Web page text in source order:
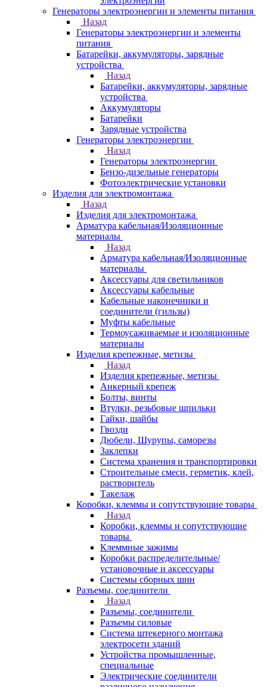
Генераторы электроэнергии и элементы питания
Назад
Генераторы электроэнергии и элементы
питания
Батарейки, аккумуляторы, зарядные
устройства
Назад
Батарейки, аккумуляторы, зарядные
устройства
Аккумуляторы
Батарейки
Зарядные устройства
Генераторы электроэнергии
Назад
Генераторы электроэнергии
Бензо-дизельные генераторы
Фотоэлектрические установки
Изделия для электромонтажа
Назад
Изделия для электромонтажа
Арматура кабельная/Изоляционные
материалы
Назад
Арматура кабельная/Изоляционные
материалы
Аксессуары для светильников
Аксессуары кабельные
Кабельные наконечники и
соединители (гильзы)
Муфты кабельные
Термоусаживаемые и изоляционные
материалы
Изделия крепежные, метизы
Назад
Изделия крепежные, метизы
Анкерный крепеж
Болты, винты
Втулки, резьбовые шпильки
Гайки, шайбы
Гвозди
Дюбели, Шурупы, саморезы
Заклепки
Система хранения и транспортировки
Строительные смеси, герметик, клей,
растворитель
Такелаж
Коробки, клеммы и сопутствующие товары
Назад
Коробки, клеммы и сопутствующие
товары
Клеммные зажимы
Коробки распределительные/
установочные и аксессуары
Системы сборных шин
Разъемы, соединители
Назад
Разъемы, соединители
Разъемы силовые
Система штекерного монтажа
электросети зданий
Устройства промышленные,
специальные
Электрические соединители